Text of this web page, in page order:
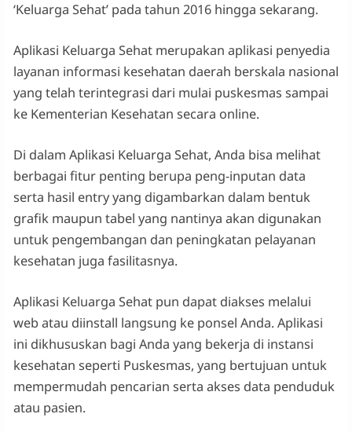
‘Keluarga Sehat’ pada tahun 2016 hingga sekarang.
Aplikasi Keluarga Sehat merupakan aplikasi penyedia
layanan informasi kesehatan daerah berskala nasional
yang telah terintegrasi dari mulai puskesmas sampai
ke Kementerian Kesehatan secara online.
Di dalam Aplikasi Keluarga Sehat, Anda bisa melihat
berbagai fitur penting berupa peng-inputan data
serta hasil entry yang digambarkan dalam bentuk
grafik maupun tabel yang nantinya akan digunakan
untuk pengembangan dan peningkatan pelayanan
kesehatan juga fasilitasnya.
Aplikasi Keluarga Sehat pun dapat diakses melalui
web atau diinstall langsung ke ponsel Anda. Aplikasi
ini dikhususkan bagi Anda yang bekerja di instansi
kesehatan seperti Puskesmas, yang bertujuan untuk
mempermudah pencarian serta akses data penduduk
atau pasien.